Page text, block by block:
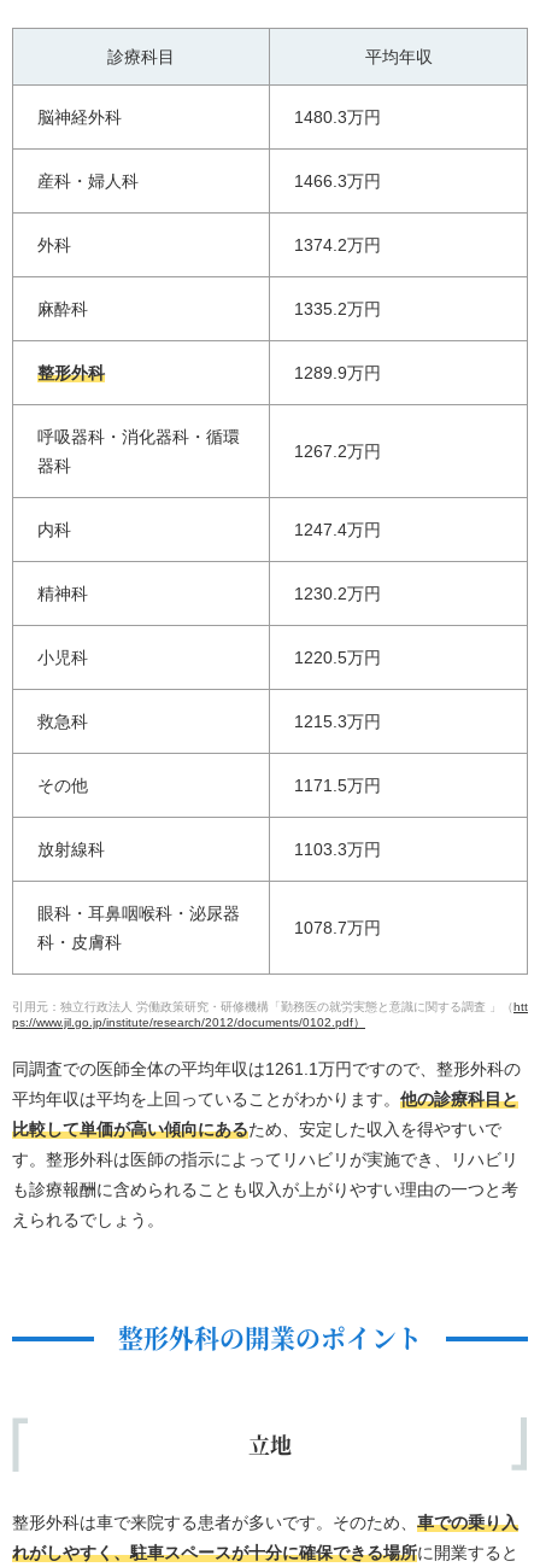
診療科目 平均年収
脳神経外科 1480.3万円
産科・婦人科 1466.3万円
外科 1374.2万円
麻酔科 1335.2万円
整形外科 1289.9万円
呼吸器科・消化器科・循環
器科
1267.2万円
内科 1247.4万円
精神科 1230.2万円
小児科 1220.5万円
救急科 1215.3万円
その他 1171.5万円
放射線科 1103.3万円
眼科・耳鼻咽喉科・泌尿器
科・皮膚科
1078.7万円
引用元：独立行政法人 労働政策研究・研修機構「勤務医の就労実態と意識に関する調査 」（htt
ps://www.jil.go.jp/institute/research/2012/documents/0102.pdf）
同調査での医師全体の平均年収は1261.1万円ですので、整形外科の
平均年収は平均を上回っていることがわかります。 他の診療科目と
比較して単価が高い傾向にあるため、安定した収入を得やすいで
す。整形外科は医師の指示によってリハビリが実施でき、リハビリ
も診療報酬に含められることも収入が上がりやすい理由の一つと考
えられるでしょう。
整形外科の開業のポイント
立地
整形外科は車で来院する患者が多いです。そのため、 車での乗り入
れがしやすく、駐車スペースが十分に確保できる場所に開業すると